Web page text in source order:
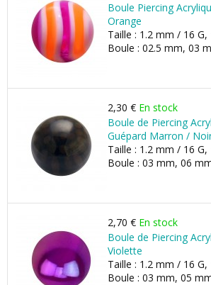
Boule Piercing
Orange
Taille : 1.2 mm / 16
Boule : 02.5 mm, 03
2,30 € En stock
Boule de Piercing
Guépard Marron /
Taille : 1.2 mm / 16
Boule : 03 mm, 06
2,70 € En stock
Boule de Piercing
Violette
Taille : 1.2 mm / 16
Boule : 03 mm, 05